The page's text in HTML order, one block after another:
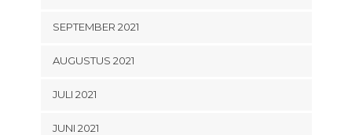
SEPTEMBER 2021
AUGUSTUS 2021
JULI 2021
JUNI 2021